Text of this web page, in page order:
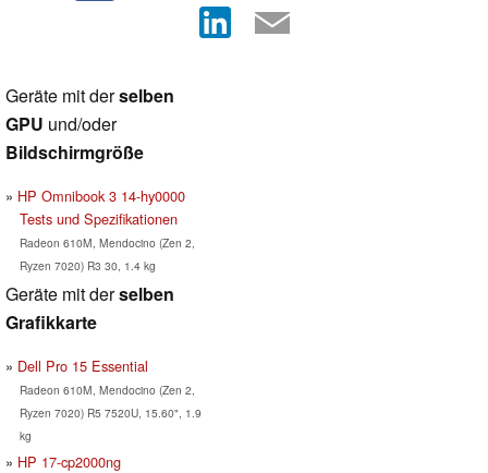
Geräte mit derselben
GPU und/oder
Bildschirmgröße
HP Omnibook 3 14-hy0000
Tests und Spezifikationen
Radeon 610M, Mendocino (Zen 2,
Ryzen 7020) R3 30, 1.4 kg
Geräte mit derselben
Grafikkarte
Dell Pro 15 Essential
Radeon 610M, Mendocino (Zen 2,
Ryzen 7020) R5 7520U, 15.60", 1.9
kg
HP 17-cp2000ng